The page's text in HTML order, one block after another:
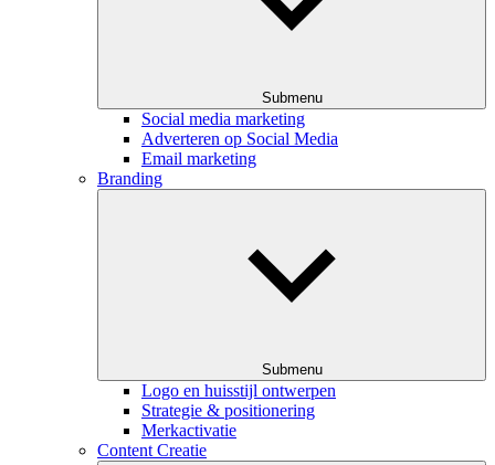
Submenu
Social media marketing
Adverteren op Social Media
Email marketing
Branding
Submenu
Logo en huisstijl ontwerpen
Strategie & positionering
Merkactivatie
Content Creatie